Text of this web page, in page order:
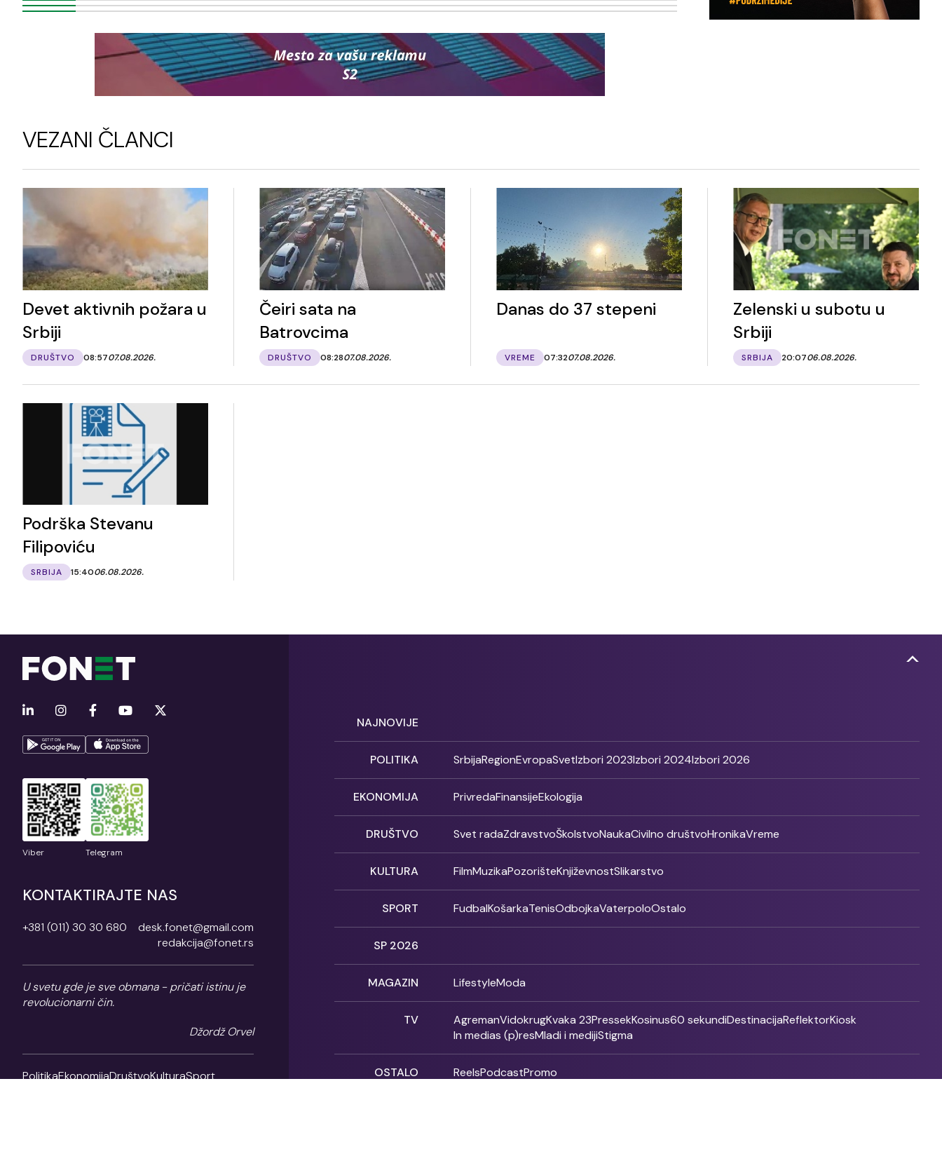
VEZANI ČLANCI
Devet aktivnih požara u
Srbiji
DRUŠTVO 08:5707.08.2026.
Čeiri sata na
Batrovcima
DRUŠTVO 08:2807.08.2026.
Danas do 37 stepeni
VREME 07:3207.08.2026.
Zelenski u subotu u
Srbiji
SRBIJA 20:0706.08.2026.
Podrška Stevanu
Filipoviću
SRBIJA 15:4006.08.2026.
Viber Telegram
KONTAKTIRAJTE NAS
+381 (011) 30 30 680
desk.fonet@gmail.com
redakcija@fonet.rs
U svetu gde je sve obmana - pričati istinu je
revolucionarni čin.
Džordž Orvel
PolitikaEkonomijaDruštvoKulturaSport
NAJNOVIJE
POLITIKA SrbijaRegionEvropaSvetIzbori 2023Izbori 2024Izbori 2026
EKONOMIJA PrivredaFinansijeEkologija
DRUŠTVO Svet radaZdravstvoŠkolstvoNaukaCivilno društvoHronikaVreme
KULTURA FilmMuzikaPozorišteKnjiževnostSlikarstvo
SPORT FudbalKošarkaTenisOdbojkaVaterpoloOstalo
SP 2026
MAGAZIN LifestyleModa
TV AgremanVidokrugKvaka 23PressekKosinus60 sekundiDestinacijaReflektorKiosk
In medias (p)resMladi i medijiStigma
OSTALO ReelsPodcastPromo